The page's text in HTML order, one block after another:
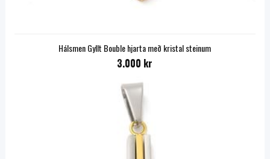
Hálsmen Gyllt Bouble hjarta með kristal steinum
3.000 kr